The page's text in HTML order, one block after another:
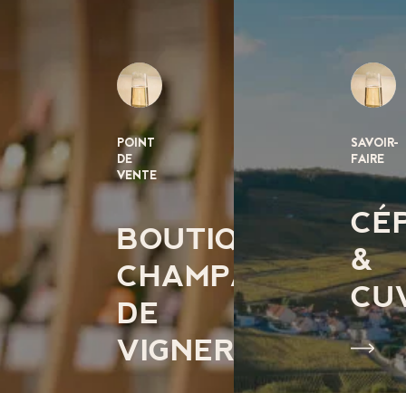
POINT
DE
VENTE
BOUTIQUE
CHAMPAGNE
DE
VIGNERONS
SAVOIR-
FAIRE
&